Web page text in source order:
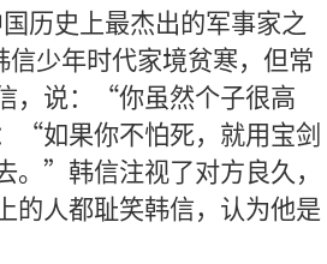
历史上最杰出的军事家之
少年时代家境贫寒，但常
，说：“你虽然个子很高
“如果你不怕死，就用宝剑
。”韩信注视了对方良久，
的人都耻笑韩信，认为他是